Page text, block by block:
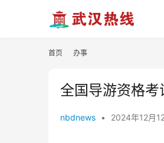
首页 办事
全国导游资格
nbdnews • 2024年12月